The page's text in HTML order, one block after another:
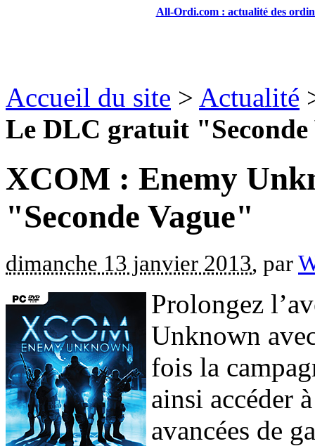
All-Ordi.com : actualité des
Accueil du site > Actualité
Le DLC gratuit "Seconde
XCOM : Enemy
"Seconde Vague"
dimanche 13 janvier 2013, par
Prolongez
Unknown
fois la
ainsi accéder
avancées de